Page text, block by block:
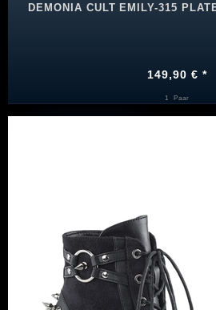
DEMONIA CULT EMILY-315
149,90 € *
1 Paar